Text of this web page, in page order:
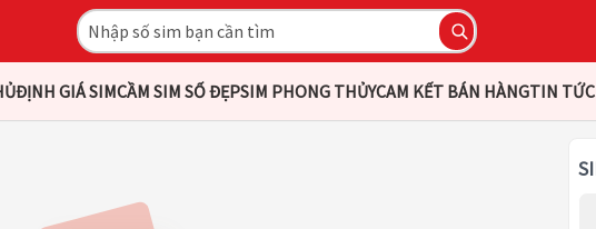
ĐỊNH GIÁ SIMCẦM SIM SỐ ĐẸPSIM PHONG THỦYCAM KẾT BÁN HÀNGTIN TỨC